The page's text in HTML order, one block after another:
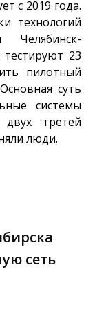
с 2019 года.
технологий
Челябинск-
23
пилотный
суть
системы
третей
люди.
сеть